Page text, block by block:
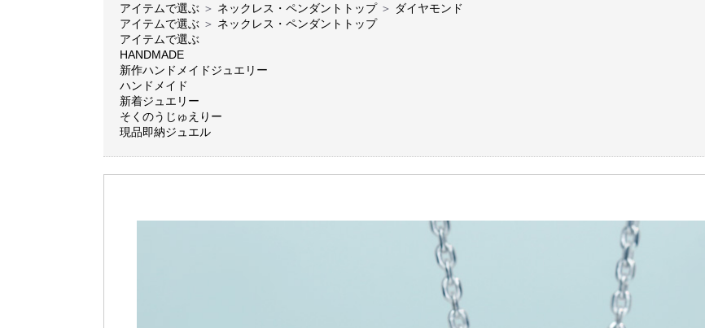
アイテムで選ぶ ＞ ネックレス・ペンダントトップ ＞ ダイヤモンド
アイテムで選ぶ ＞ ネックレス・ペンダントトップ
アイテムで選ぶ
HANDMADE
新作ハンドメイドジュエリー
ハンドメイド
新着ジュエリー
そくのうじゅえりー
現品即納ジュエル